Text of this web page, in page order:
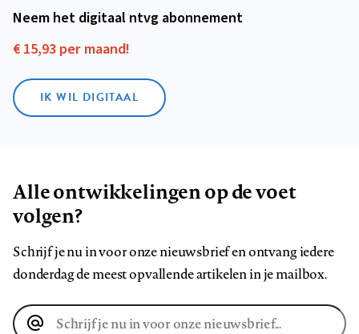
Neem het digitaal ntvg abonnement
€ 15,93 per maand!
IK WIL DIGITAAL
Alle ontwikkelingen op de voet
volgen?
Schrijf je nu in voor onze nieuwsbrief en ontvang iedere
donderdag de meest opvallende artikelen in je mailbox.